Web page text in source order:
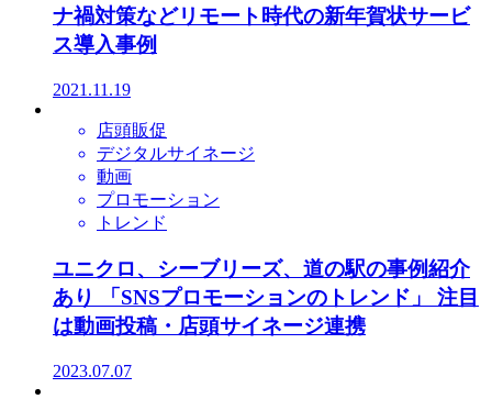
ナ禍対策などリモート時代の新年賀状サービ
ス導入事例
2021.11.19
店頭販促
デジタルサイネージ
動画
プロモーション
トレンド
ユニクロ、シーブリーズ、道の駅の事例紹介
あり 「SNSプロモーションのトレンド」 注目
は動画投稿・店頭サイネージ連携
2023.07.07